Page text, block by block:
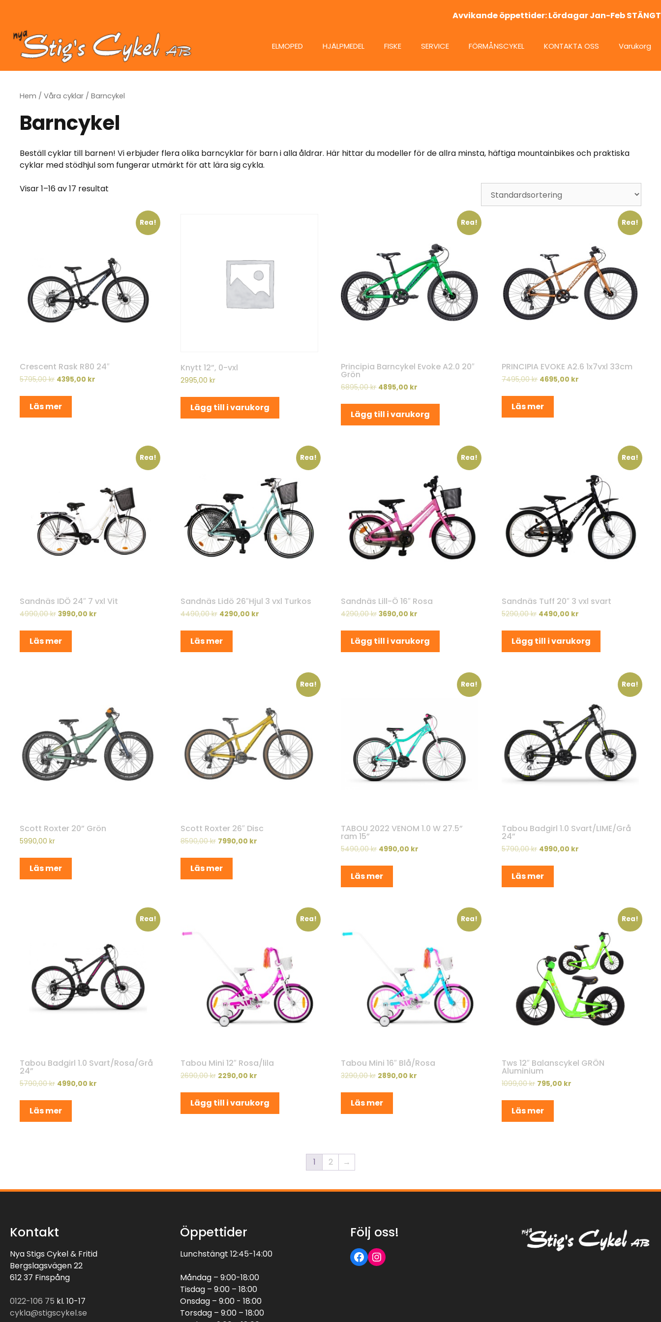
innehåll
Avvikande öppettider: Lördagar Jan-Feb STÄNGT
ELMOPED HJÄLPMEDEL FISKE SERVICE FÖRMÅNSCYKEL KONTAKTA OSS Varukorg
Hem / Våra cyklar / Barncykel
Barncykel
Beställ cyklar till barnen! Vi erbjuder flera olika barncyklar för barn i alla åldrar. Här hittar du modeller för de allra minsta, häftiga mountainbikes och praktiska
cyklar med stödhjul som fungerar utmärkt för att lära sig cykla.
Visar 1–16 av 17 resultat
Rea!
Crescent Rask R80 24″
5795,00kr 4395,00 kr
Läs mer
Knytt 12”, 0-vxl
2995,00 kr
Lägg till i varukorg
Rea!
Principia Barncykel Evoke A2.0 20″
Grön
6895,00kr 4895,00 kr
Lägg till i varukorg
Rea!
PRINCIPIA EVOKE A2.6 1x7vxl 33cm
7495,00kr 4695,00 kr
Läs mer
Rea!
Sandnäs IDÖ 24″ 7 vxl Vit
4990,00kr 3990,00 kr
Läs mer
Rea!
Sandnäs Lidö 26″Hjul 3 vxl Turkos
4490,00kr 4290,00 kr
Läs mer
Rea!
Sandnäs Lill-Ö 16″ Rosa
4290,00kr 3690,00 kr
Lägg till i varukorg
Rea!
Sandnäs Tuff 20″ 3 vxl svart
5290,00kr 4490,00 kr
Lägg till i varukorg
Scott Roxter 20” Grön
5990,00 kr
Läs mer
Rea!
Scott Roxter 26″ Disc
8590,00kr 7990,00 kr
Läs mer
Rea!
TABOU 2022 VENOM 1.0 W 27.5”
ram 15”
5490,00kr 4990,00 kr
Läs mer
Rea!
Tabou Badgirl 1.0 Svart/LIME/Grå
24”
5790,00kr 4990,00 kr
Läs mer
Rea!
Tabou Badgirl 1.0 Svart/Rosa/Grå
24”
5790,00kr 4990,00 kr
Läs mer
Rea!
Tabou Mini 12″ Rosa/lila
2690,00kr 2290,00 kr
Lägg till i varukorg
Rea!
Tabou Mini 16″ Blå/Rosa
3290,00kr 2890,00 kr
Läs mer
Rea!
Tws 12″ Balanscykel GRÖN
Aluminium
1099,00kr 795,00 kr
Läs mer
1 2 →
Kontakt
Nya Stigs Cykel & Fritid
Bergslagsvägen 22
612 37 Finspång
0122-106 75 kl. 10-17
cykla@stigscykel.se
Öppettider
Lunchstängt 12:45-14:00
Måndag – 9:00-18:00
Tisdag – 9:00 – 18:00
Onsdag – 9:00 - 18:00
Torsdag – 9:00 – 18:00
Följ oss!
Följ oss på Facebook
Följ oss på Instagram